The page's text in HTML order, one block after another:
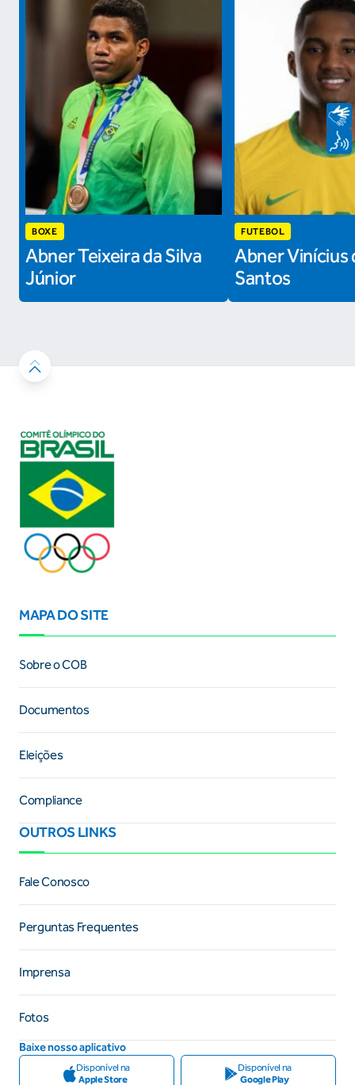
BOXE
Abner Teixeira da Silva
Júnior
FUTEBOL
Abner Vinícius
Santos
MAPA DO SITE
Sobre o COB
Documentos
Eleições
Compliance
OUTROS LINKS
Fale Conosco
Perguntas Frequentes
Imprensa
Fotos
Baixe nosso aplicativo
Disponível na
Apple Store
Disponível na
Google Play